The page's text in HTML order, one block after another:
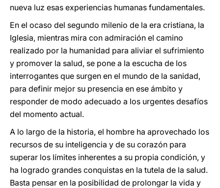
nueva luz esas experiencias humanas fundamentales.
En el ocaso del segundo milenio de la era cristiana, la
Iglesia, mientras mira con admiración el camino
realizado por la humanidad para aliviar el sufrimiento
y promover la salud, se pone a la escucha de los
interrogantes que surgen en el mundo de la sanidad,
para definir mejor su presencia en ese ámbito y
responder de modo adecuado a los urgentes desafíos
del momento actual.
A lo largo de la historia, el hombre ha aprovechado los
recursos de su inteligencia y de su corazón para
superar los límites inherentes a su propia condición, y
ha logrado grandes conquistas en la tutela de la salud.
Basta pensar en la posibilidad de prolongar la vida y